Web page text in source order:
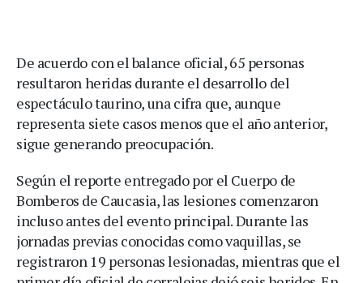
De acuerdo con el balance oficial, 65 personas
resultaron heridas durante el desarrollo del
espectáculo taurino, una cifra que, aunque
representa siete casos menos que el año anterior,
sigue generando preocupación.
Según el reporte entregado por el Cuerpo de
Bomberos de Caucasia, las lesiones comenzaron
incluso antes del evento principal. Durante las
jornadas previas conocidas como vaquillas, se
registraron 19 personas lesionadas, mientras que el